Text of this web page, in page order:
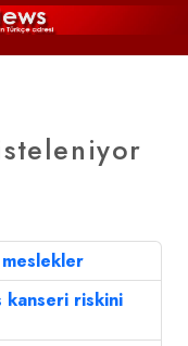
kanseri riskini